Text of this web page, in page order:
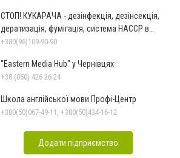
СТОП! КУКАРАЧА - дезінфекція, дезінсекція,
дератизація, фумігація, система HACCP в
Чернівцях
+380(96)109-90-90
"Eastern Media Hub" у Чернівцях
+38 (050) 426 26 24
Школа англійської мови Профі-Центр
+380(50)067-49-11, +380(50)434-16-12
Додати підприємство